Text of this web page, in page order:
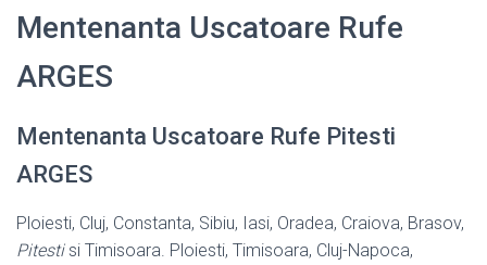
Mentenanta Uscatoare Rufe
ARGES
Mentenanta Uscatoare Rufe Pitesti
ARGES
Ploiesti, Cluj, Constanta, Sibiu, Iasi, Oradea, Craiova, Brasov,
Pitestisi Timisoara. Ploiesti, Timisoara, Cluj-Napoca,